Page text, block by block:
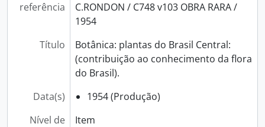
referência
C.RONDON / C748 v103 OBRA RARA /
1954
Título
Botânica: plantas do Brasil Central:
(contribuição ao conhecimento da flora
do Brasil).
Data(s)
1954 (Produção)
Nível de
Item